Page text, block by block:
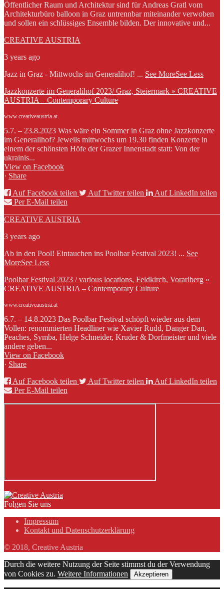
Öffentlicher Raum und Architektur sind für Andreas Gratl vom
Architekturbüro balloon in Graz untrennbar miteinander verwoben
und sollen ein schlüssiges Ensemble bilden. Der innovative und...
CREATIVE AUSTRIA
3 years ago
Jazz in Graz - Mittwochs im Generalihof! ... See MoreSee Less
Jazzkonzerte im Generalihof 2023/ Graz, Steiermark » CREATIVE
AUSTRIA – Contemporary Culture
www.creativeaustria.at
5.7. – 23.8.2023 Was wäre ein Sommer in Graz ohne Jazzkonzerte
im Generalihof? Jeweils mittwochs um 19.30 finden Konzerte in
einem der schönsten Höfe der Grazer Innenstadt statt: Von der
ukrainis...
View on Facebook
· Share
Auf Facebook teilen
Auf Twitter teilen
Auf LinkedIn teilen
Per E-Mail teilen
CREATIVE AUSTRIA
3 years ago
Ab in den Pool! Eintauchen ins Poolbar Festival 2023! ... See
MoreSee Less
Poolbar Festival 2023 / various locations, Feldkirch, Vorarlberg »
CREATIVE AUSTRIA – Contemporary Culture
www.creativeaustria.at
6.7. – 14.8.2023 Das Poolbar Festival schöpft wieder aus dem
Vollen: renommierten Headliner wie Xavier Rudd, Danger Dan,
Peaches, Symba, Helge Schneider, Kruder & Dorfmeister und viele
andere geben...
View on Facebook
· Share
Auf Facebook teilen
Auf Twitter teilen
Auf LinkedIn teilen
Per E-Mail teilen
Folgen Sie uns
Impressum
Kontakt und Datenschutzerklärung
© 2018, Creative Austria
Durch die weitere Nutzung der Seite stimmst du der Verwendung
von Cookies zu. Weitere Informationen Akzeptieren